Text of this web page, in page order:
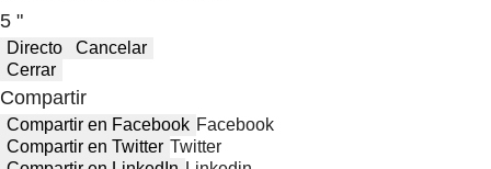
5 "
Directo
Cancelar
Cerrar
Compartir
Compartir en Facebook Facebook
Compartir en Twitter Twitter